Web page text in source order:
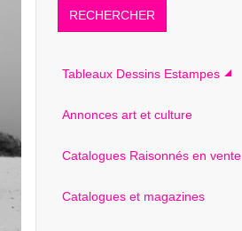
RECHERCHER
Tableaux Dessins Estampes
Annonces art et culture
Catalogues Raisonnés en vente
Catalogues et magazines